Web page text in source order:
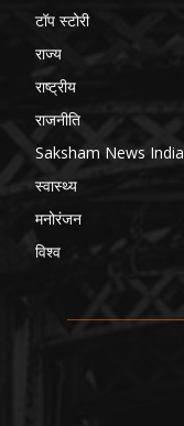
टॉप स्टोरी
राज्य
राष्ट्रीय
राजनीति
Saksham News India
स्वास्थ्य
मनोरंजन
विश्व